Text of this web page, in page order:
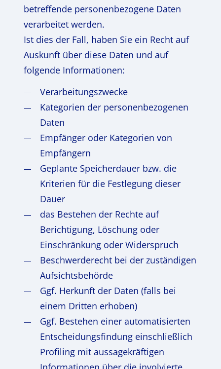
betreffende personenbezogene Daten
verarbeitet werden.
Ist dies der Fall, haben Sie ein Recht auf
Auskunft über diese Daten und auf
folgende Informationen:
Verarbeitungszwecke
Kategorien der personenbezogenen
Daten
Empfänger oder Kategorien von
Empfängern
Geplante Speicherdauer bzw. die
Kriterien für die Festlegung dieser
Dauer
das Bestehen der Rechte auf
Berichtigung, Löschung oder
Einschränkung oder Widerspruch
Beschwerderecht bei der zuständigen
Aufsichtsbehörde
Ggf. Herkunft der Daten (falls bei
einem Dritten erhoben)
Ggf. Bestehen einer automatisierten
Entscheidungsfindung einschließlich
Profiling mit aussagekräftigen